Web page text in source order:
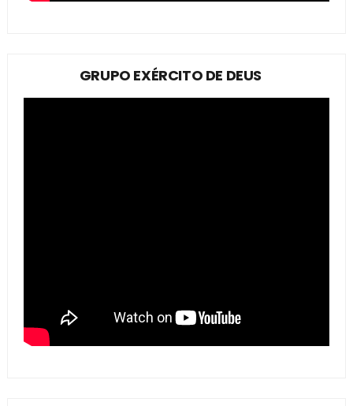
GRUPO EXÉRCITO DE DEUS